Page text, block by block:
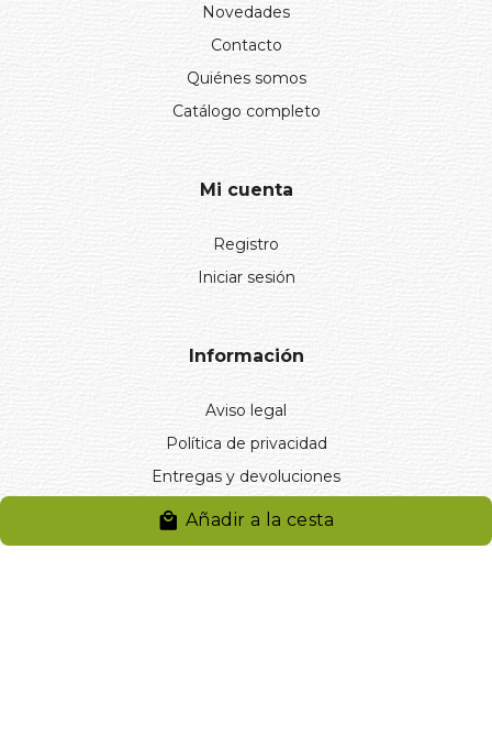
Añadir a la cesta
Novedades
Contacto
Quiénes somos
Catálogo completo
Mi cuenta
Registro
Iniciar sesión
Información
Aviso legal
Política de privacidad
Entregas y devoluciones
Desistimiento
Desistimiento de compra